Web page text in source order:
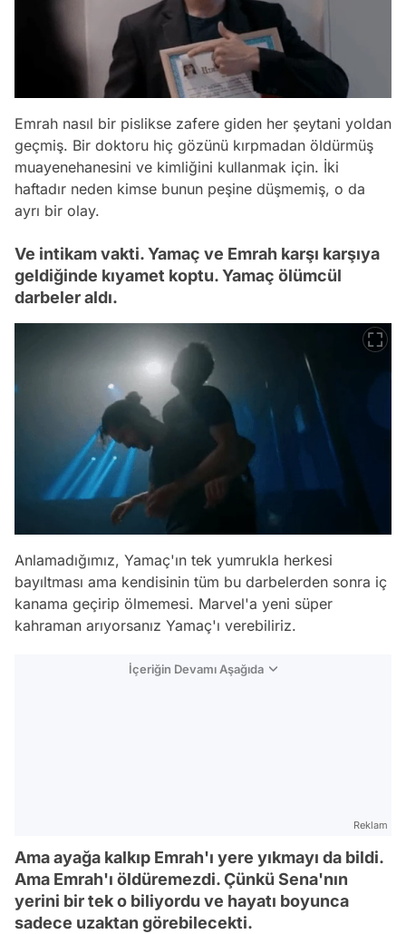
Emrah nasıl bir pislikse zafere giden her şeytani yoldan
geçmiş. Bir doktoru hiç gözünü kırpmadan öldürmüş
muayenehanesini ve kimliğini kullanmak için. İki
haftadır neden kimse bunun peşine düşmemiş, o da
ayrı bir olay.
Ve intikam vakti. Yamaç ve Emrah karşı karşıya
geldiğinde kıyamet koptu. Yamaç ölümcül
darbeler aldı.
Anlamadığımız, Yamaç'ın tek yumrukla herkesi
bayıltması ama kendisinin tüm bu darbelerden sonra iç
kanama geçirip ölmemesi. Marvel'a yeni süper
kahraman arıyorsanız Yamaç'ı verebiliriz.
İçeriğin Devamı Aşağıda
Reklam
Ama ayağa kalkıp Emrah'ı yere yıkmayı da bildi.
Ama Emrah'ı öldüremezdi. Çünkü Sena'nın
yerini bir tek o biliyordu ve hayatı boyunca
sadece uzaktan görebilecekti.